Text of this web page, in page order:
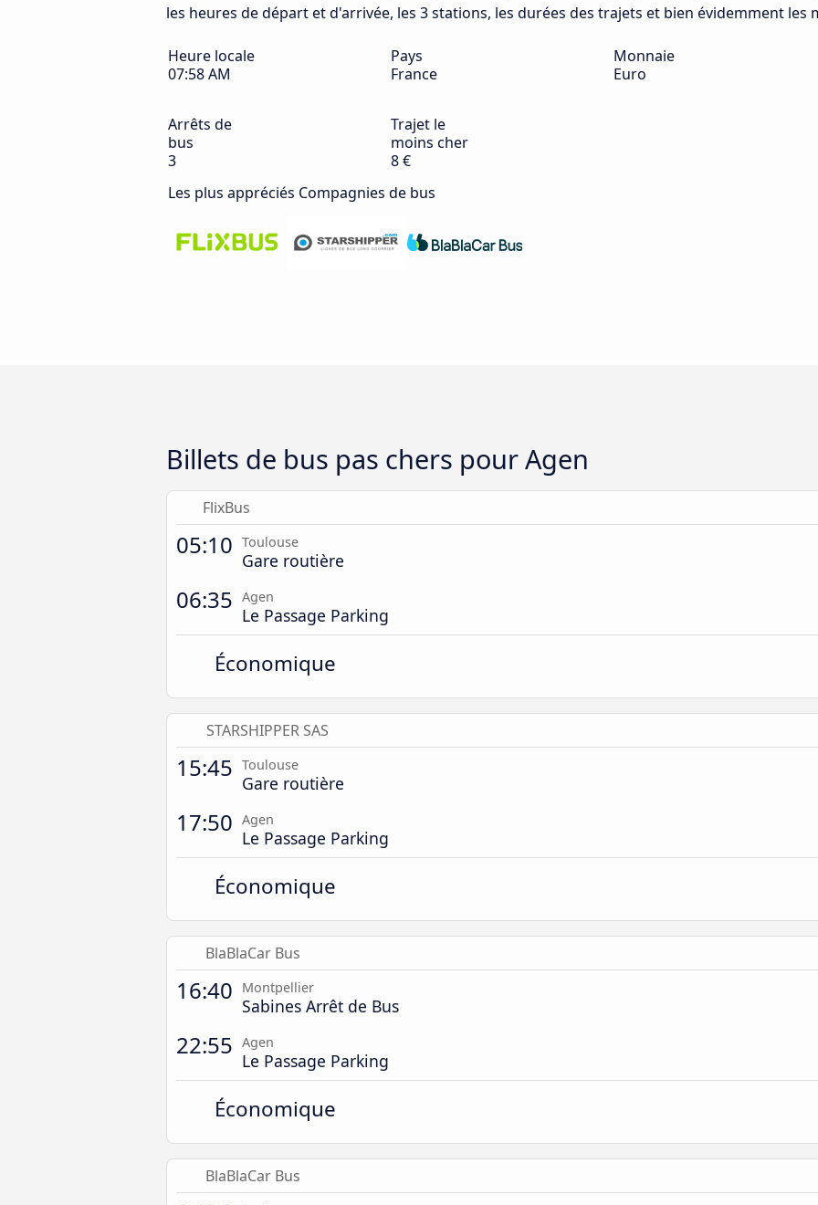
les heures de départ et d'arrivée, les 3 stations, les durées des trajets et bien évidemment les
Heure locale
07:58 AM
Pays
France
Monnaie
Euro
Arrêts de
bus
3
Trajet le
moins cher
8 €
Les plus appréciés Compagnies de bus
Billets de bus pas chers pour Agen
FlixBus
05:10 Toulouse
Gare routière
06:35 Agen
Le Passage Parking
Économique
STARSHIPPER SAS
15:45 Toulouse
Gare routière
17:50 Agen
Le Passage Parking
Économique
BlaBlaCar Bus
16:40 Montpellier
Sabines Arrêt de Bus
22:55 Agen
Le Passage Parking
Économique
BlaBlaCar Bus